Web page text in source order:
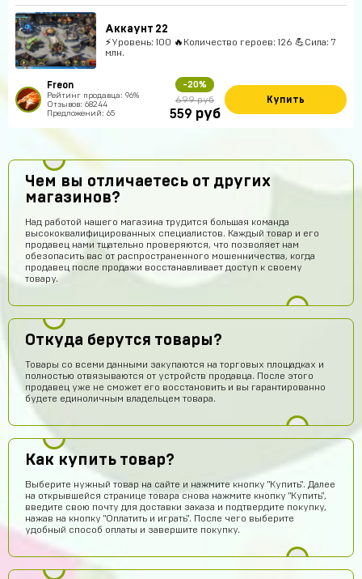
Аккаунт 22
⚡Уровень: 100 🔥Количество героев: 126 💪Сила: 7
млн.
Freon
Рейтинг продавца: 96%
Отзывов: 68244
Предложений: 65
-20%
699 руб
559 руб
Купить
Чем вы отличаетесь от других
магазинов?
Над работой нашего магазина трудится большая команда
высококвалифицированных специалистов. Каждый товар и его
продавец нами тщательно проверяются, что позволяет нам
обезопасить вас от распространенного мошенничества, когда
продавец после продажи восстанавливает доступ к своему
товару.
Откуда берутся товары?
Товары со всеми данными закупаются на торговых площадках и
полностью отвязываются от устройств продавца. После этого
продавец уже не сможет его восстановить и вы гарантированно
будете единоличным владельцем товара.
Как купить товар?
Выберите нужный товар на сайте и нажмите кнопку "Купить". Далее
на открывшейся странице товара снова нажмите кнопку "Купить",
введите свою почту для доставки заказа и подтвердите покупку,
нажав на кнопку "Оплатить и играть". После чего выберите
удобный способ оплаты и завершите покупку.
Это правда
Sobolev-Dimas 14 часов назад